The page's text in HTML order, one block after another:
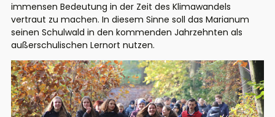
immensen Bedeutung in der Zeit des Klimawandels
vertraut zu machen. In diesem Sinne soll das Marianum
seinen Schulwald in den kommenden Jahrzehnten als
außerschulischen Lernort nutzen.